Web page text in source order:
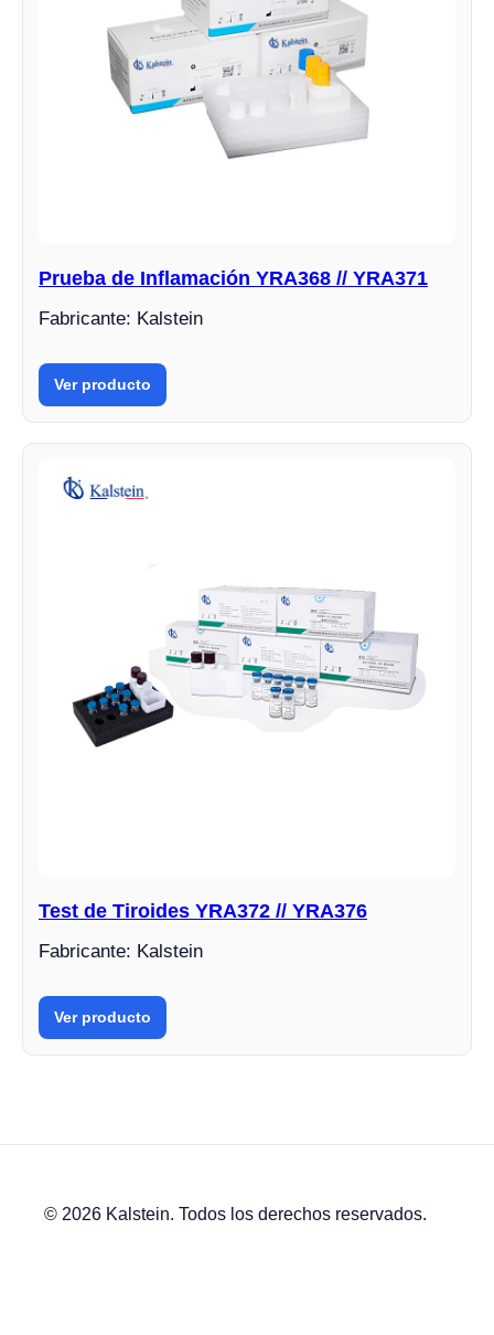
Prueba de Inflamación YRA368 // YRA371
Fabricante: Kalstein
Ver producto
Test de Tiroides YRA372 // YRA376
Fabricante: Kalstein
Ver producto
© 2026 Kalstein. Todos los derechos reservados.